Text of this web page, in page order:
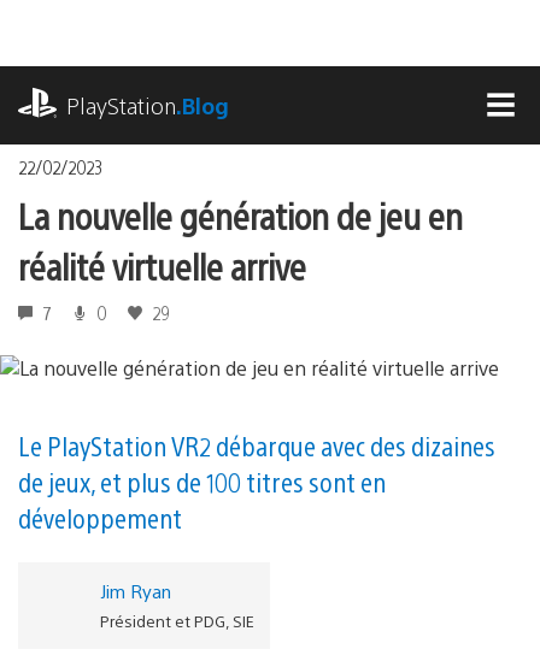
contenu
PlayStation.Blog
22/02/2023
La nouvelle génération de jeu en
réalité virtuelle arrive
7 0 29
Le PlayStation VR2 débarque avec des dizaines
de jeux, et plus de 100 titres sont en
développement
Jim Ryan
Président et PDG, SIE